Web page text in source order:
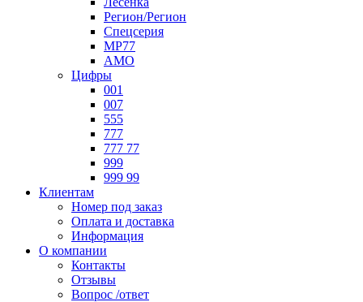
Регион/Регион
Спецсерия
МР77
АМО
Цифры
001
007
555
777
777 77
999
999 99
Клиентам
Номер под заказ
Оплата и доставка
Информация
О компании
Контакты
Отзывы
Вопрос /ответ